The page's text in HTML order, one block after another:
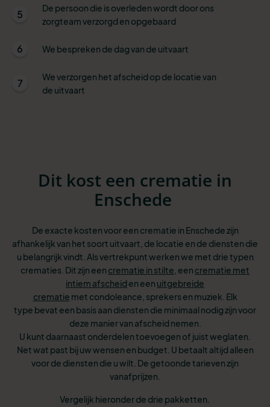
5
De persoon die is overleden wordt door ons
zorgteam verzorgd en opgebaard
6 We bespreken de dag van de uitvaart
7
We verzorgen het afscheid op de locatie van
de uitvaart
Dit kost een crematie in
Enschede
De exacte kosten voor een crematie in Enschede zijn
afhankelijk van het soort uitvaart, de locatie en de diensten die
u belangrijk vindt. Als vertrekpunt werken we met drie typen
crematies. Dit zijn een crematie in stilte , een crematie met
intiem afscheid en een uitgebreide
crematie met condoleance, sprekers en muziek. Elk
type bevat een basis aan diensten die minimaal nodig zijn voor
deze manier van afscheid nemen.
U kunt daarnaast onderdelen toevoegen of juist weglaten.
Net wat past bij uw wensen en budget. U betaalt altijd alleen
voor de diensten die u wilt. De getoonde tarieven zijn
vanafprijzen.
Vergelijk hieronder de drie pakketten.